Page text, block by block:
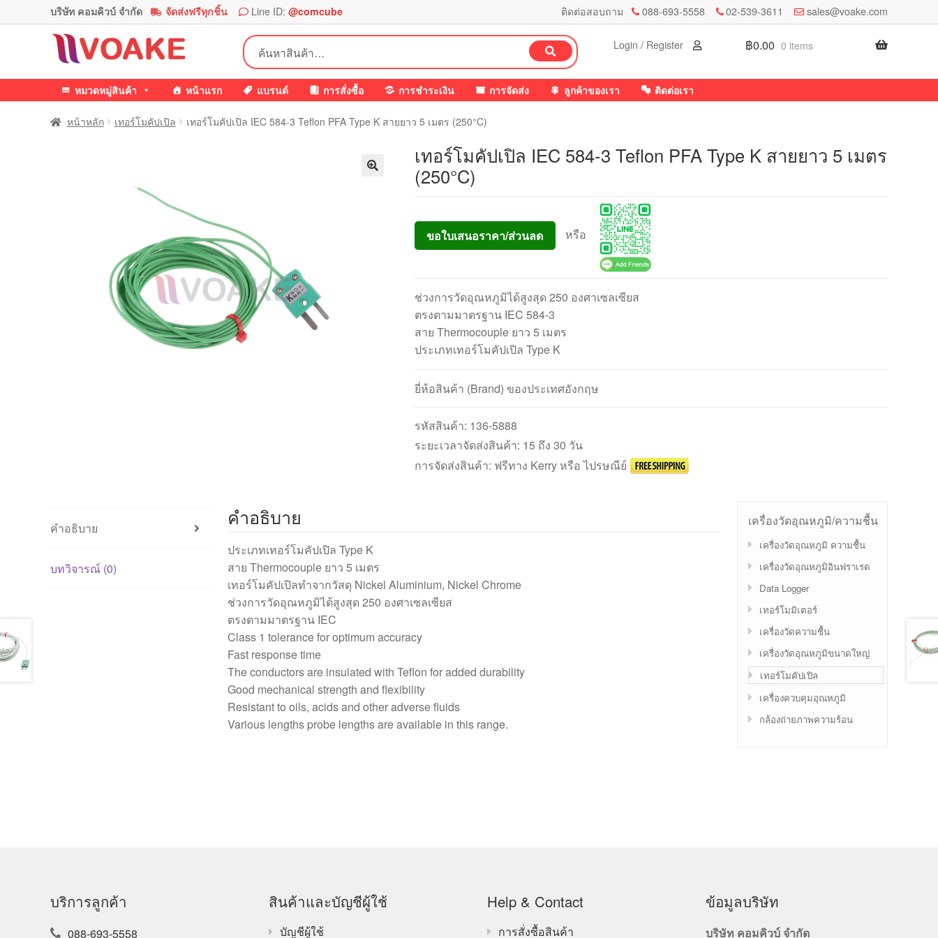
บริษัท คอมคิวบ์ จำกัด จัดส่งฟรีทุกชิ้น Line ID: @comcube ติดต่อสอบถาม 088-693-5558 02-539-3611 sales@voake.com
Skip
to
Skip
to
ค้นหา:
ค้นหา ฿0.00 0 items
Login / Register
หมวดหมู่สินค้า หน้าแรก แบรนด์ การสั่งซื้อ การชำระเงิน การจัดส่ง ลูกค้าของเรา ติดต่อเรา
หน้าหลัก เทอร์โมคัปเปิล เทอร์โมคัปเปิล IEC 584-3 Teflon PFA Type K สายยาว 5 เมตร (250°C)
เทอร์โมคัปเปิล IEC 584-3 Teflon PFA Type K สายยาว 5 เมตร
(250°C)
ขอใบเสนอราคา/ส่วนลด หรือ
ช่วงการวัดอุณหภูมิได้สูงสุด 250 องศาเซลเซียส
ตรงตามมาตรฐาน IEC 584-3
สาย Thermocouple ยาว 5 เมตร
ประเภทเทอร์โมคัปเปิล Type K
ยี่ห้อสินค้า (Brand) ของประเทศอังกฤษ
รหัสสินค้า: 136-5888
ระยะเวลาจัดส่งสินค้า: 15 ถึง 30 วัน
การจัดส่งสินค้า: ฟรีทาง Kerry หรือ ไปรษณีย์
คำอธิบาย
บทวิจารณ์ (0)
คำอธิบาย
ประเภทเทอร์โมคัปเปิล Type K
สาย Thermocouple ยาว 5 เมตร
เทอร์โมคัปเปิลทำจากวัสดุ Nickel Aluminium, Nickel Chrome
ช่วงการวัดอุณหภูมิได้สูงสุด 250 องศาเซลเซียส
ตรงตามมาตรฐาน IEC
Class 1 tolerance for optimum accuracy
Fast response time
The conductors are insulated with Teflon for added durability
Good mechanical strength and flexibility
Resistant to oils, acids and other adverse fluids
Various lengths probe lengths are available in this range.
เครื่องวัดอุณหภูมิ/ความชื้น
เครื่องวัดอุณหภูมิ ความชื้น
เครื่องวัดอุณหภูมิอินฟราเรด
Data Logger
เทอร์โมมิเตอร์
เครื่องวัดความชื้น
เครื่องวัดอุณหภูมิขนาดใหญ่
เทอร์โมคัปเปิล
เครื่องควบคุมอุณหภูมิ
กล้องถ่ายภาพความร้อน
บริการลูกค้า
088-693-5558
สินค้าและบัญชีผู้ใช้
บัญชีผู้ใช้
Help & Contact
การสั่งซื้อสินค้า
ข้อมูลบริษัท
บริษัท คอมคิวบ์ จำกัด